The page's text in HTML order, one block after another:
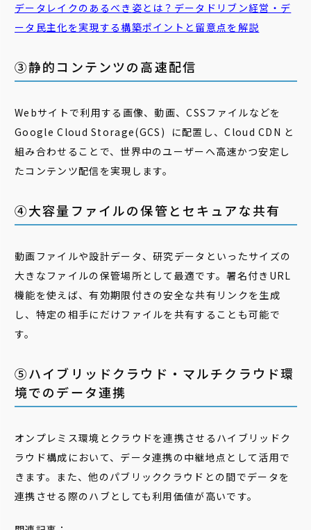
データレイク のあるべき姿とは？データドリブン経営・デ
ータ民主化を実現する構築ポイントと留意点を解説
③静的コンテンツの高速配信
Webサイトで利用する画像、動画、CSSファイルなどを
Google Cloud Storage(GCS) に配置し、Cloud CDN と
組み合わせることで、世界中のユーザーへ高速かつ安定し
たコンテンツ配信を実現します。
④大容量ファイルの保管とセキュアな共有
動画ファイルや設計データ、研究データといったサイズの
大きなファイルの保管場所として最適です。署名付きURL
機能を使えば、有効期限付きの安全な共有リンクを生成
し、特定の相手にだけファイルを共有することも可能で
す。
⑤ハイブリッドクラウド・マルチクラウド環
境でのデータ連携
オンプレミス環境とクラウドを連携させるハイブリッドク
ラウド構成において、データ連携の中継地点として活用で
きます。また、他のパブリッククラウドとの間でデータを
連携させる際のハブとしても利用価値が高いです。